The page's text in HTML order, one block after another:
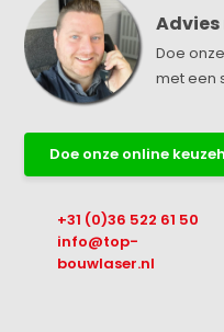
Doe
met een
Doe onze online
+31 (0)36 522 61 50
info@top-
bouwlaser.nl